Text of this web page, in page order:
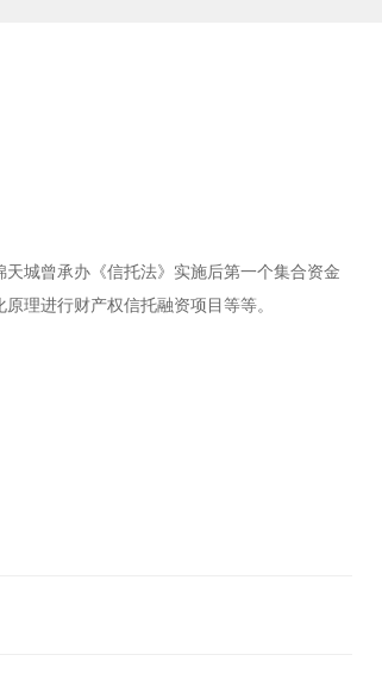
城曾承办《信托法》实施后第一个集合资金
理进行财产权信托融资项目等等。